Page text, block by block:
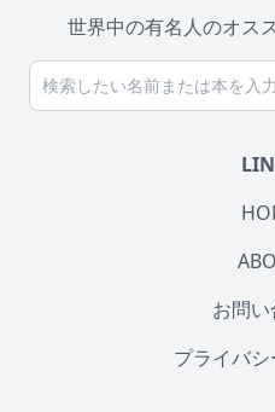
世界中の有名人のオス
お問
プライバ